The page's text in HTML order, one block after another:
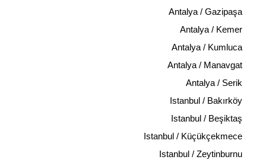
Antalya / Gazipaşa
Antalya / Kemer
Antalya / Kumluca
Antalya / Manavgat
Antalya / Serik
Istanbul / Bakırköy
Istanbul / Beşiktaş
Istanbul / Küçükçekmece
Istanbul / Zeytinburnu